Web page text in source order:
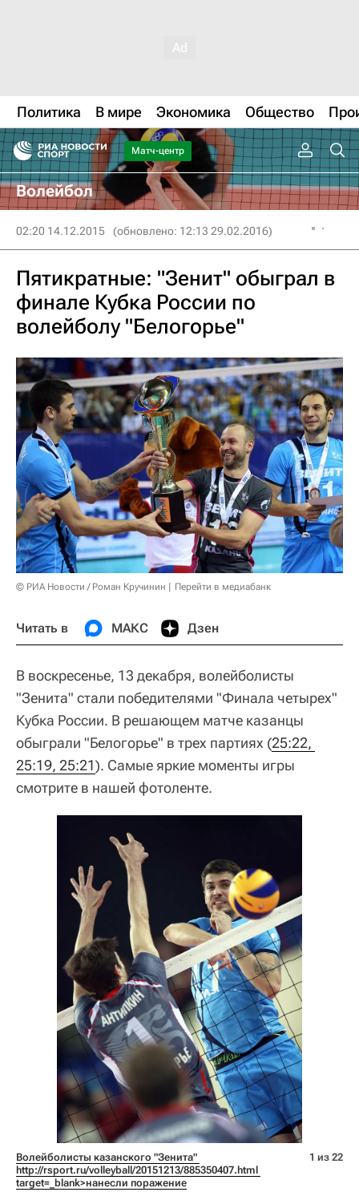
Политика В мире Экономика Общество
Матч-центр
Волейбол
02:20 14.12.2015 (обновлено: 12:13 29.02.2016)
Пятикратные: "Зенит" обыграл в
финале Кубка России по
волейболу "Белогорье"
© РИА Новости / Роман Кручинин Перейти в медиабанк
Читать в МАКС Дзен
В воскресенье, 13 декабря, волейболисты
"Зенита" стали победителями "Финала четырех"
Кубка России. В решающем матче казанцы
обыграли "Белогорье" в трех партиях (25:22,
25:19, 25:21). Самые яркие моменты игры
смотрите в нашей фотоленте.
http://rsport.ru/volleyball/20151213/885350407.html
target=_blank>нанесли поражение
1 из 22